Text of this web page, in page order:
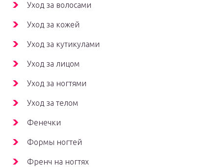
Уход за волосами
Уход за кожей
Уход за кутикулами
Уход за лицом
Уход за ногтями
Уход за телом
Фенечки
Формы ногтей
Френч на ногтях